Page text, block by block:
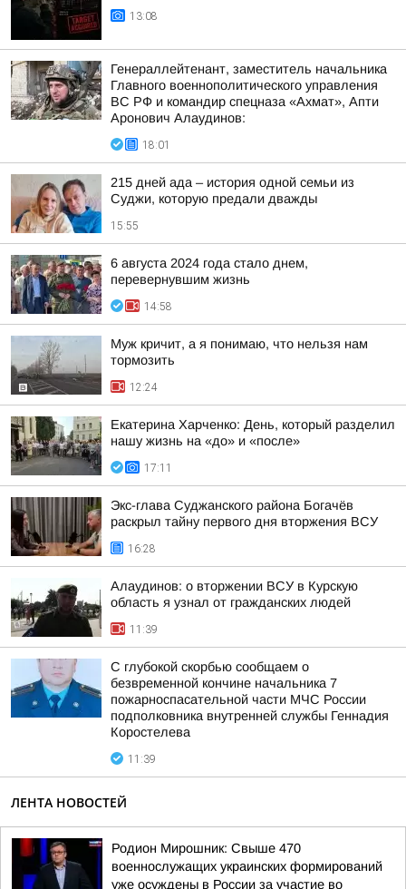
13:08
Генераллейтенант, заместитель начальника
Главного военнополитического управления
ВС РФ и командир спецназа «Ахмат», Апти
Аронович Алаудинов:
18:01
215 дней ада – история одной семьи из
Суджи, которую предали дважды
15:55
6 августа 2024 года стало днем,
перевернувшим жизнь
14:58
Муж кричит, а я понимаю, что нельзя нам
тормозить
12:24
Екатерина Харченко: День, который разделил
нашу жизнь на «до» и «после»
17:11
Экс-глава Суджанского района Богачёв
раскрыл тайну первого дня вторжения ВСУ
16:28
Алаудинов: о вторжении ВСУ в Курскую
область я узнал от гражданских людей
11:39
С глубокой скорбью сообщаем о
безвременной кончине начальника 7
пожарноспасательной части МЧС России
подполковника внутренней службы Геннадия
Коростелева
11:39
ЛЕНТА НОВОСТЕЙ
Родион Мирошник: Свыше 470
военнослужащих украинских формирований
уже осуждены в России за участие во